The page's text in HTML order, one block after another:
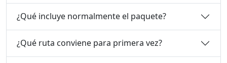
¿Qué incluye normalmente el paquete?
¿Qué ruta conviene para primera vez?